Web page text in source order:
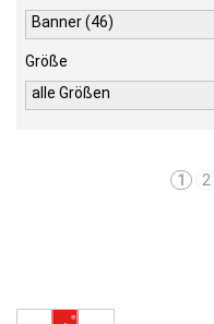
Banner (46)
Größe
alle Größen
1 2